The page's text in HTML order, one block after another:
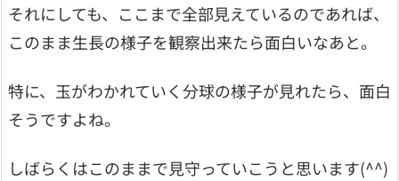
それにしても、ここまで全部見えているのであれば、
このまま生長の様子を観察出来たら面白いなあと。
特に、玉がわかれていく分球の様子が見れたら、面白
そうですよね。
しばらくはこのままで見守っていこうと思います(^^)